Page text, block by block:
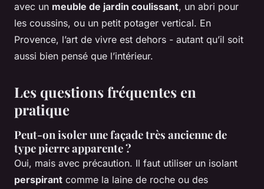
avec un meuble de jardin coulissant, un abri pour
les coussins, ou un petit potager vertical. En
Provence, l’art de vivre est dehors - autant qu’il soit
aussi bien pensé que l’intérieur.
Les questions fréquentes en
pratique
Peut-on isoler une façade très ancienne de
type pierre apparente ?
Oui, mais avec précaution. Il faut utiliser un isolant
perspirant comme la laine de roche ou des